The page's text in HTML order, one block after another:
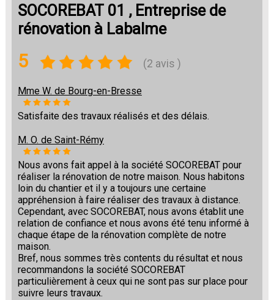
SOCOREBAT 01 , Entreprise de
rénovation à Labalme
5 (2 avis )
Mme W. de Bourg-en-Bresse
Satisfaite des travaux réalisés et des délais.
M. O. de Saint-Rémy
Nous avons fait appel à la société SOCOREBAT pour
réaliser la rénovation de notre maison. Nous habitons
loin du chantier et il y a toujours une certaine
appréhension à faire réaliser des travaux à distance.
Cependant, avec SOCOREBAT, nous avons établit une
relation de confiance et nous avons été tenu informé à
chaque étape de la rénovation complète de notre
maison.
Bref, nous sommes très contents du résultat et nous
recommandons la société SOCOREBAT
particulièrement à ceux qui ne sont pas sur place pour
suivre leurs travaux.